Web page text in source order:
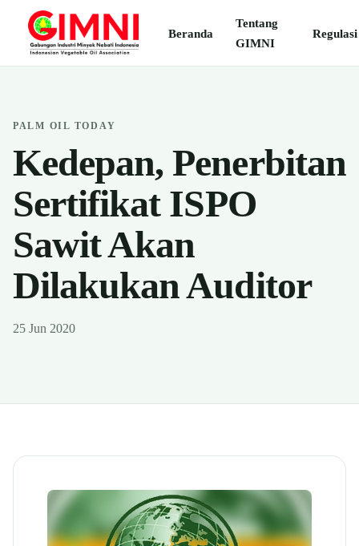
Beranda
Tentang
GIMNI
Regulasi
PALM OIL TODAY
Kedepan, Penerbitan
Sertifikat ISPO
Sawit Akan
Dilakukan Auditor
25 Jun 2020